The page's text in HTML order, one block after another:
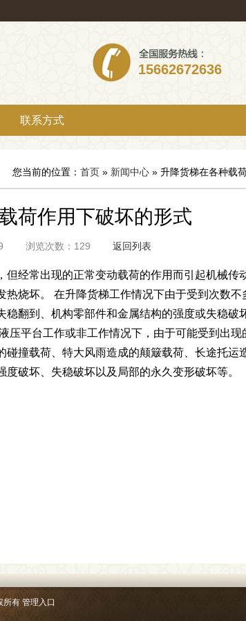
15662672636
联系方式
您当前的位置： 首页 » 新闻中心 » 升降货梯在各种载
荷作用下破坏的形式
29 浏览次数：129 返回列表
经常出现的正常变动载荷的作用而引起机械传
烧坏。 在升降货梯工作情况下由于受到次数不
翻到、机构零部件和金属结构的强度或失稳破
压平台工作或非工作情况下，由于可能受到出现
撞载荷、特大风雨造成的颠簸载荷、长途托运
破坏、失稳破坏以及局部的永久变形破坏等。
所有 管理入口